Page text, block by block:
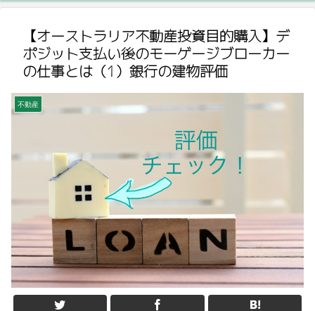
【オーストラリア不動産投資目的購入】デ
ポジット支払い後のモーゲージブローカー
の仕事とは（1）銀行の建物評価
不動産